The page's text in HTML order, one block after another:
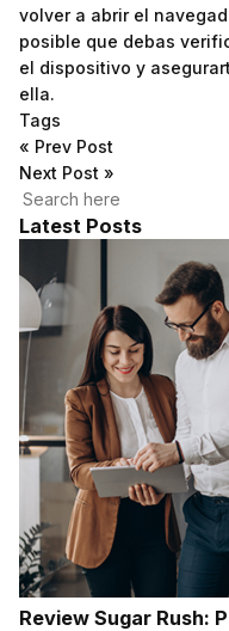
volver a abrir el
posible que debas
el dispositivo y
ella.
Tags
« Prev Post
Next Post »
Latest Posts
Review Sugar Rush: